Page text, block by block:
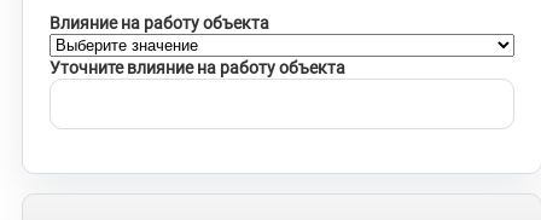
Влияние на работу объекта
Уточните влияние на работу объекта